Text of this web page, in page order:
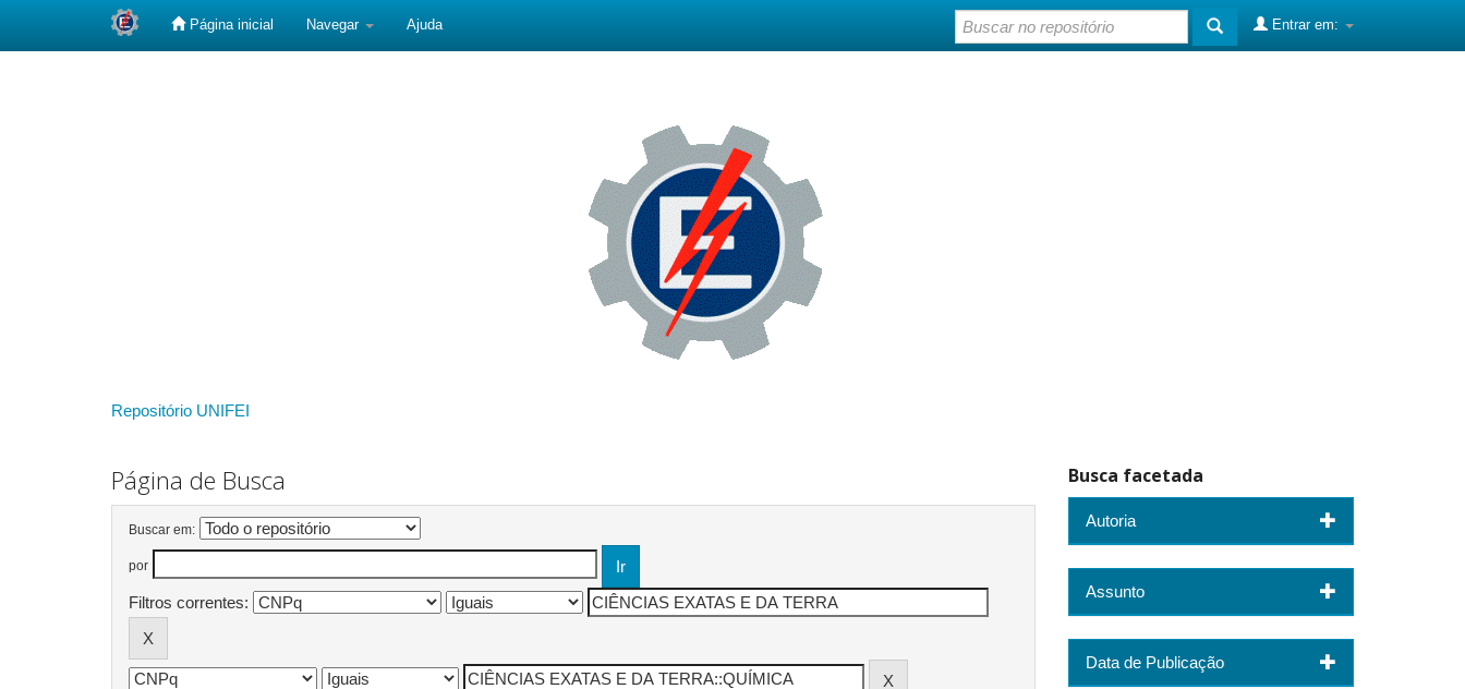
Página inicial Navegar Ajuda Entrar em:
Repositório UNIFEI
Página de Busca
Buscar em:
por
Filtros correntes:
Busca facetada
Autoria
Assunto
Data de Publicação